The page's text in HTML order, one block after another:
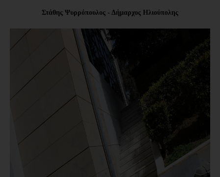
Στάθης Ψυρρόπουλος - Δήμαρχος Ηλιούπολης